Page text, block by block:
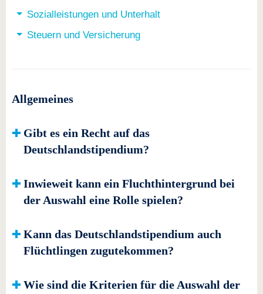
Sozialleistungen und Unterhalt
Steuern und Versicherung
Allgemeines
Gibt es ein Recht auf das
Deutschlandstipendium?
Inwieweit kann ein Fluchthintergrund bei
der Auswahl eine Rolle spielen?
Kann das Deutschlandstipendium auch
Flüchtlingen zugutekommen?
Wie sind die Kriterien für die Auswahl der